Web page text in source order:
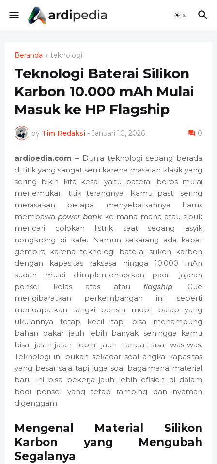
Beranda teknologi
Teknologi Baterai Silikon
Karbon 10.000 mAh Mulai
Masuk ke HP Flagship
by Tim Redaksi - Januari 10, 2026 0
ardipedia.com – Dunia teknologi sedang berada
di titik yang sangat seru karena masalah klasik yang
sering bikin kita kesal yaitu baterai boros mulai
menemukan titik terangnya. Kamu pasti sering
merasakan betapa menyebalkannya harus
membawapower bank ke mana-mana atau sibuk
mencari colokan listrik saat sedang asyik
nongkrong di kafe. Namun sekarang ada kabar
gembira karena teknologi baterai silikon karbon
dengan kapasitas raksasa hingga 10.000 mAh
sudah mulai diimplementasikan pada jajaran
ponsel kelas atas atau flagship. Gue
mengibaratkan perkembangan ini seperti
mendapatkan tangki bensin mobil balap yang
ukurannya tetap kecil tapi bisa menampung
bahan bakar jauh lebih banyak sehingga kamu
bisa jalan-jalan lebih jauh tanpa rasa was-was.
Teknologi ini bukan sekadar soal angka kapasitas
yang besar saja tapi juga soal bagaimana material
baru ini bisa bekerja jauh lebih efisien di dalam
bodi ponsel yang tetap ramping dan nyaman
digenggam.
Mengenal Material Silikon
Karbon yang Mengubah
Segalanya